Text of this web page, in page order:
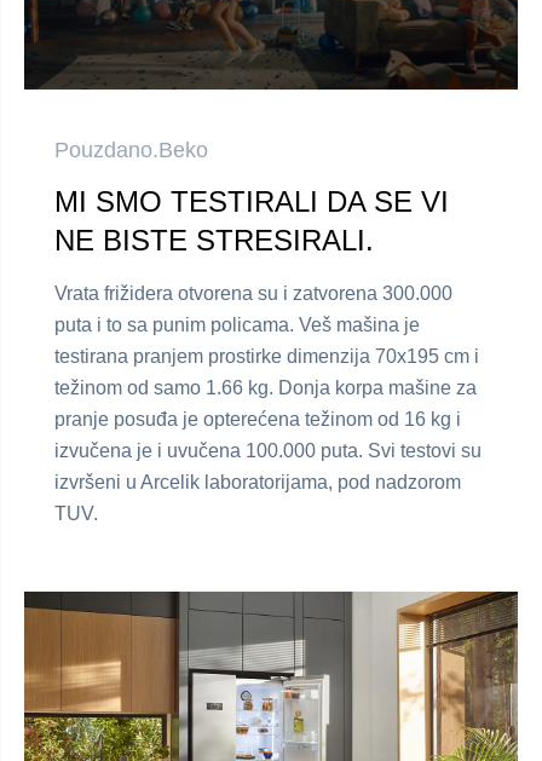
Pouzdano.Beko
MI SMO TESTIRALI DA SE VI
NE BISTE STRESIRALI.
Vrata frižidera otvorena su i zatvorena 300.000
puta i to sa punim policama. Veš mašina je
testirana pranjem prostirke dimenzija 70x195 cm i
težinom od samo 1.66 kg. Donja korpa mašine za
pranje posuđa je opterećena težinom od 16 kg i
izvučena je i uvučena 100.000 puta. Svi testovi su
izvršeni u Arcelik laboratorijama, pod nadzorom
TUV.